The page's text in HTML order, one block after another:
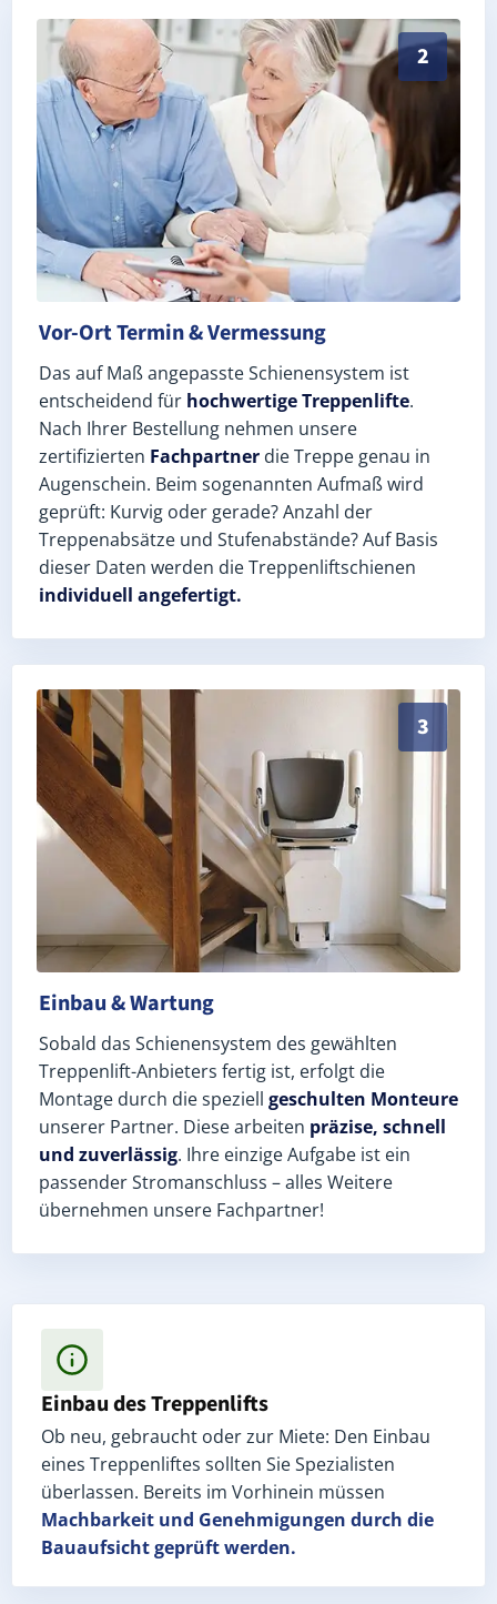
2
Exaktes Aufmaß in Harth-Pöllnitz Niederpöllnitz
Vor-Ort Termin & Vermessung
Das auf Maß angepasste Schienensystem ist
entscheidend für hochwertige Treppenlifte.
Nach Ihrer Bestellung nehmen unsere
zertifizierten Fachpartner die Treppe genau in
Augenschein. Beim sogenannten Aufmaß wird
geprüft: Kurvig oder gerade? Anzahl der
Treppenabsätze und Stufenabstände? Auf Basis
dieser Daten werden die Treppenliftschienen
individuell angefertigt.
3
Schneller, sauberer Einbau durch zertifizierte
Einbau & Wartung
Sobald das Schienensystem des gewählten
Treppenlift-Anbieters fertig ist, erfolgt die
Montage durch die speziell geschulten Monteure
unserer Partner. Diese arbeiten präzise, schnell
und zuverlässig. Ihre einzige Aufgabe ist ein
passender Stromanschluss – alles Weitere
übernehmen unsere Fachpartner!
Einbau des Treppenlifts
Ob neu, gebraucht oder zur Miete: Den Einbau
eines Treppenliftes sollten Sie Spezialisten
überlassen. Bereits im Vorhinein müssen
Machbarkeit und Genehmigungen durch die
Bauaufsicht geprüft werden.